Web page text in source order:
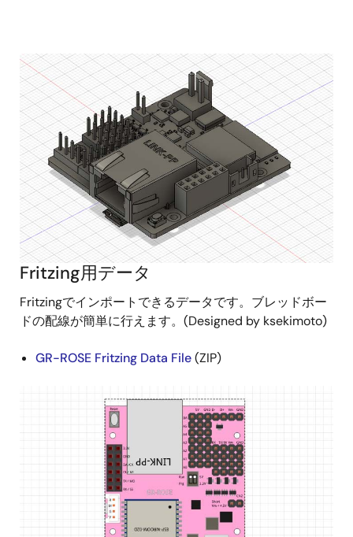
Fritzing用データ
Fritzingでインポートできるデータです。ブレッドボー
ドの配線が簡単に行えます。(Designed by ksekimoto)
GR-ROSE Fritzing Data File(ZIP)